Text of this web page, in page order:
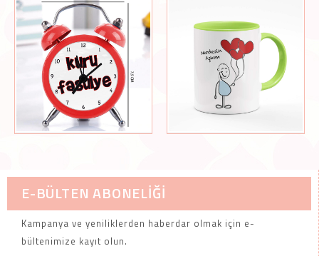
E-BÜLTEN ABONELİĞİ
Kampanya ve yeniliklerden haberdar olmak için e-
bültenimize kayıt olun.